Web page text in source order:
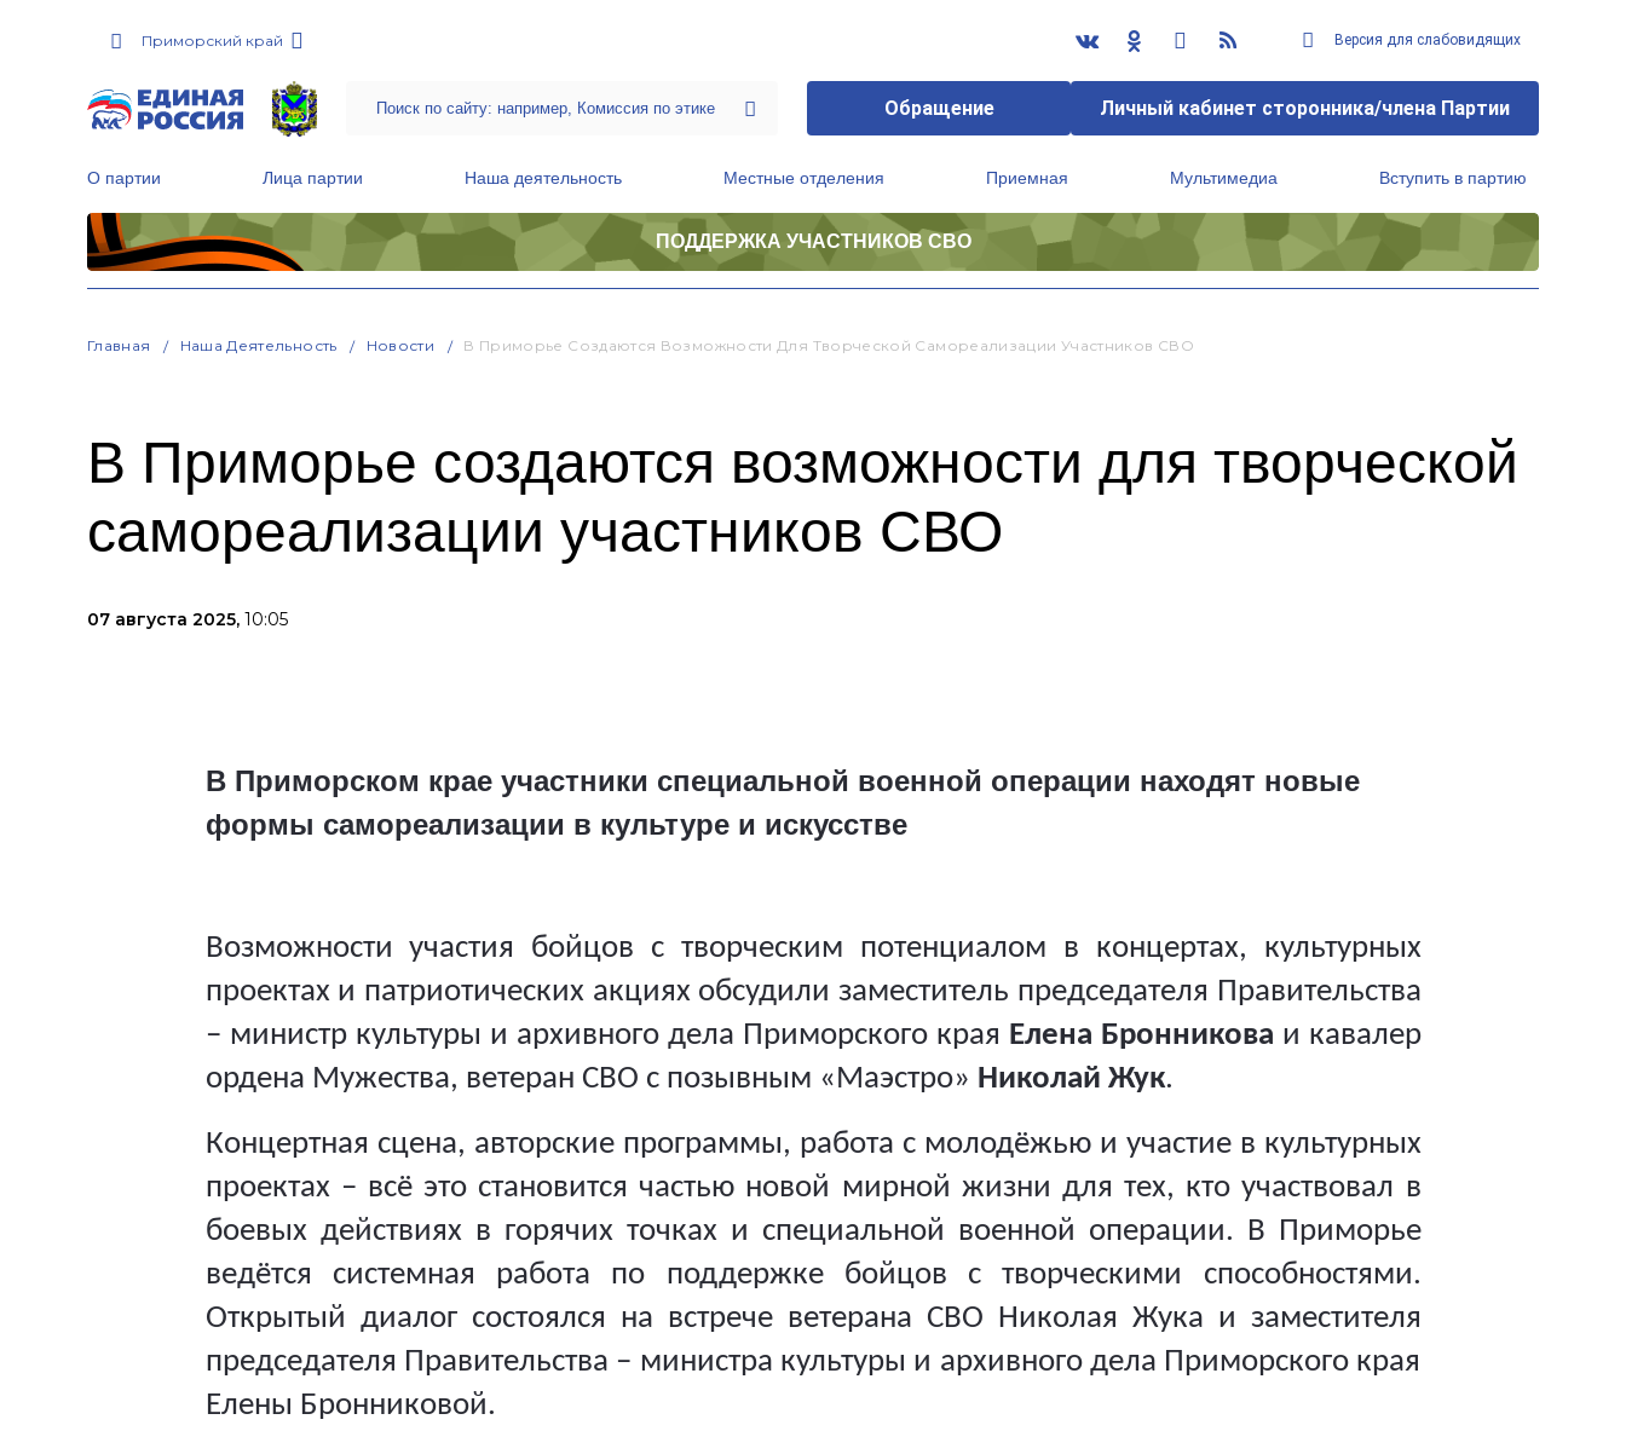
Приморский край Версия для слабовидящих
Обращение Личный кабинет сторонника/члена Партии
О партии Лица партии Наша деятельность Местные отделения Приемная Мультимедиа Вступить в партию
ПОДДЕРЖКА УЧАСТНИКОВ СВО
Главная Наша Деятельность Новости В Приморье Создаются Возможности Для Творческой Самореализации Участников СВО
В Приморье создаются возможности для творческой
самореализации участников СВО
07 августа 2025, 10:05
В Приморском крае участники специальной военной операции находят новые
формы самореализации в культуре и искусстве
Возможности участия бойцов с творческим потенциалом в концертах, культурных
проектах и патриотических акциях обсудили заместитель председателя Правительства
– министр культуры и архивного дела Приморского края Елена Бронникова и кавалер
ордена Мужества, ветеран СВО c позывным «Маэстро» Николай Жук.
Концертная сцена, авторские программы, работа с молодёжью и участие в культурных
проектах – всё это становится частью новой мирной жизни для тех, кто участвовал в
боевых действиях в горячих точках и специальной военной операции. В Приморье
ведётся системная работа по поддержке бойцов с творческими способностями.
Открытый диалог состоялся на встрече ветерана СВО Николая Жука и заместителя
председателя Правительства – министра культуры и архивного дела Приморского края
Елены Бронниковой.